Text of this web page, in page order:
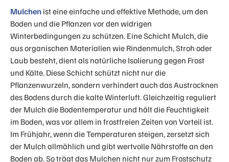
Mulchen ist eine einfache und effektive Methode, um den
Boden und die Pflanzen vor den widrigen
Winterbedingungen zu schützen. Eine Schicht Mulch, die
aus organischen Materialien wie Rindenmulch, Stroh oder
Laub besteht, dient als natürliche Isolierung gegen Frost
und Kälte. Diese Schicht schützt nicht nur die
Pflanzenwurzeln, sondern verhindert auch das Austrocknen
des Bodens durch die kalte Winterluft. Gleichzeitig reguliert
der Mulch die Bodentemperatur und hält die Feuchtigkeit
im Boden, was vor allem in frostfreien Zeiten von Vorteil ist.
Im Frühjahr, wenn die Temperaturen steigen, zersetzt sich
der Mulch allmählich und gibt wertvolle Nährstoffe an den
Boden ab. So trägt das Mulchen nicht nur zum Frostschutz